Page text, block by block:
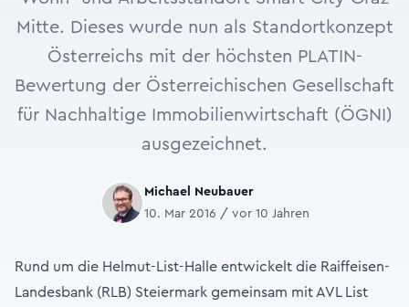
Mitte. Dieses wurde nun als Standortkonzept
Österreichs mit der höchsten PLATIN-
Bewertung der Österreichischen Gesellschaft
für Nachhaltige Immobilienwirtschaft (ÖGNI)
ausgezeichnet.
Michael Neubauer
10. Mar 2016 / vor 10 Jahren
Rund um die Helmut-List-Halle entwickelt die Raiffeisen-
Landesbank (RLB) Steiermark gemeinsam mit AVL List